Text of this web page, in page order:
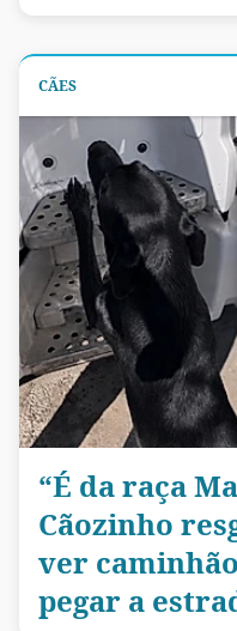
CÃES
“É da raça
Cãozinho
ver
pegar a